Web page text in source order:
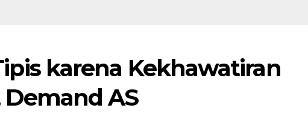
karena Kekhawatiran
AS